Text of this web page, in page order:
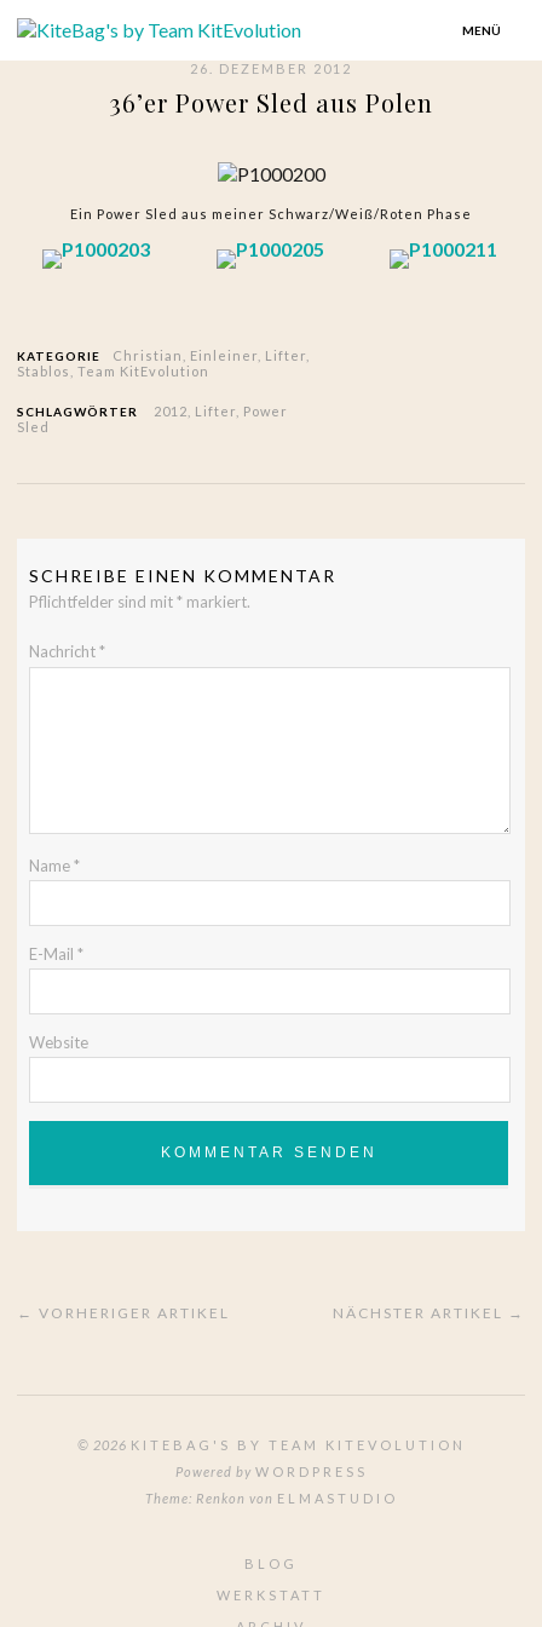
MENÜ
26. DEZEMBER 2012
36’er Power Sled aus Polen
Ein Power Sled aus meiner Schwarz/Weiß/Roten Phase
KATEGORIE Christian Einleiner Lifter
Stablos
Team KitEvolution
SCHLAGWÖRTER 2012 Lifter
Power
Sled
SCHREIBE EINEN KOMMENTAR
Pflichtfelder sind mit* markiert.
Nachricht*
Name*
E-Mail *
Website
NÄCHSTER ARTIKEL →
← VORHERIGER ARTIKEL
© 2026 KITEBAG'S BY TEAM KITEVOLUTION
Powered by WORDPRESS
Theme: Renkon von ELMASTUDIO
BLOG
WERKSTATT